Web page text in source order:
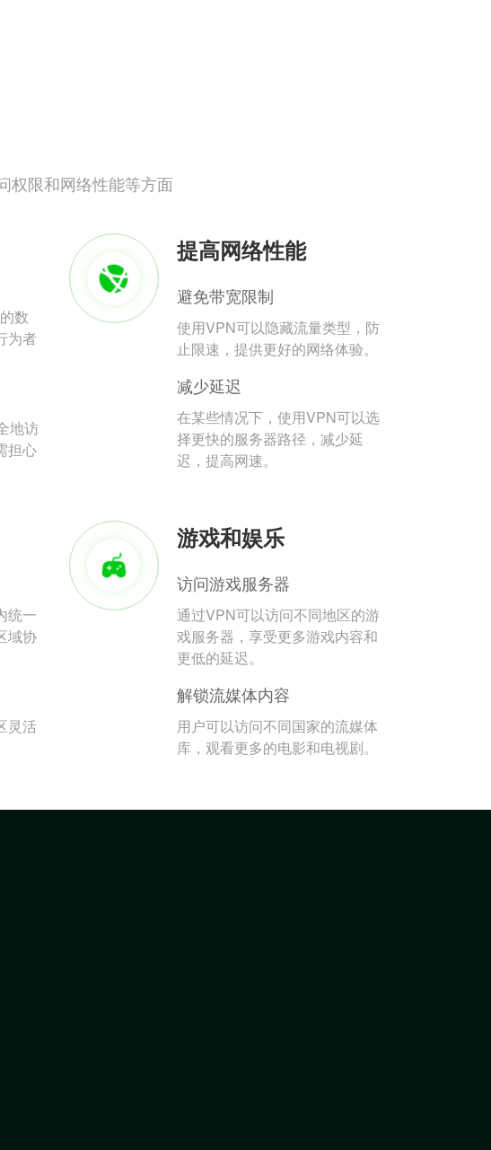
权限和网络性能等方面
数
为者
地访
担心
提高网络性能
避免带宽限制
使用VPN可以隐藏流量类型，防
止限速，提供更好的网络体验。
减少延迟
在某些情况下，使用VPN可以选
择更快的服务器路径，减少延
迟，提高网速。
统一
域协
灵活
游戏和娱乐
访问游戏服务器
通过VPN可以访问不同地区的游
戏服务器，享受更多游戏内容和
更低的延迟。
解锁流媒体内容
用户可以访问不同国家的流媒体
库，观看更多的电影和电视剧。